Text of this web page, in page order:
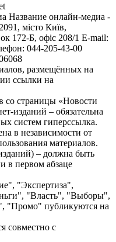
Название онлайн-медиа -
місто Київ,
Б, офіс 208/1 E-mail:
044-205-43-00
размещённых на
ссылки на
со страницы «Новости
изданий – обязательна
систем гиперссылка.
в независимости от
материалов.
– должна быть
в первом абзаце
"Экспертиза",
"Власть", "Выборы",
"Промо" публикуются на
совместно с